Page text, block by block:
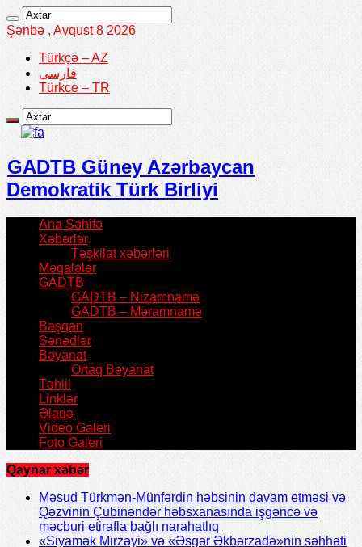
Şənbə , Avqust 8 2026
Türkçə – AZ
فارسی
Türkce – TR
GADTB Güney Azərbaycan
Demokratik Türk Birliyi
Ana Səhifə
Xəbərlər
Təşkilat xəbərləri
Məqalələr
GADTB
GADTB – Nizamnamə
GADTB – Məramnamə
Başqan
Sənədlər
Bəyanat
Ortaq Bəyanat
Təhlil
Linklər
Əlaqə
Video Galeri
Foto Galeri
Qaynar xəbər
Məsud Türkmən-Münfərdin həbsinin davam etməsi və
Qəzvinin Çubinəndər həbsxanasında işgəncə və
məcburi etirafla bağlı narahatlıq
«Siyamək Mirzəyi» və «Əsgər Əkbərzadə»nin səhhəti